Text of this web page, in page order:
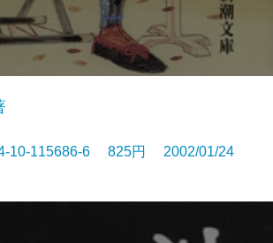
10-115686-6 825円 2002/01/24